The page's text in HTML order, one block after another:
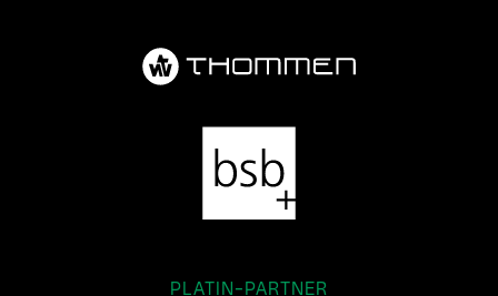
PLATIN-PARTNER